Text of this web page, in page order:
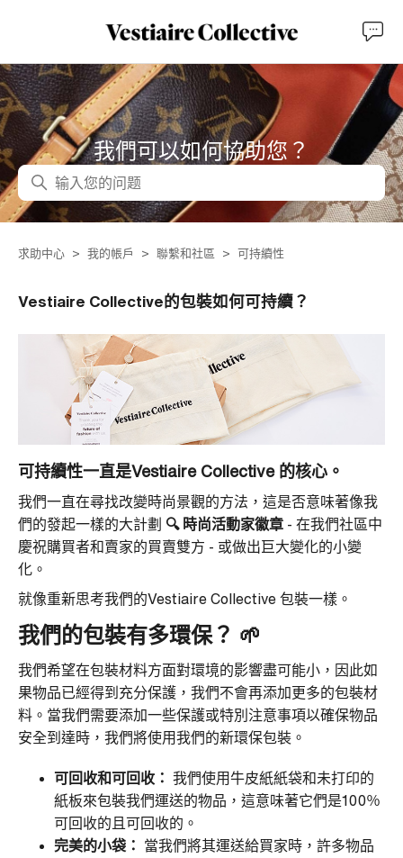
我們可以如何協助您？
搜尋
求助中心 我的帳戶 聯繫和社區 可持續性
Vestiaire Collective的包裝如何可持續？
可持續性一直是Vestiaire Collective 的核心。
我們一直在尋找改變時尚景觀的方法，這是否意味著像我
們的發起一樣的大計劃 🔍 時尚活動家徽章 - 在我們社區中
慶祝購買者和賣家的買賣雙方 - 或做出巨大變化的小變
化。
就像重新思考我們的Vestiaire Collective 包裝一樣。
我們的包裝有多環保？ 🌱
我們希望在包裝材料方面對環境的影響盡可能小，因此如
果物品已經得到充分保護，我們不會再添加更多的包裝材
料。當我們需要添加一些保護或特別注意事項以確保物品
安全到達時，我們將使用我們的新環保包裝。
可回收和可回收：
我們使用牛皮紙紙袋和未打印的
紙板來包裝我們運送的物品，這意味著它們是100％
可回收的且可回收的。
完美的小袋：
當我們將其運送給買家時，許多物品